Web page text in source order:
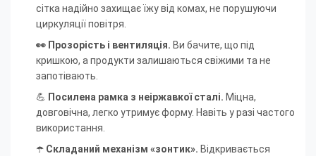
сітка надійно захищає їжу від комах, не порушуючи
циркуляції повітря.
👀 Прозорість і вентиляція. Ви бачите, що під
кришкою, а продукти залишаються свіжими та не
запотівають.
💪 Посилена рамка з неіржавкої сталі. Міцна,
довговічна, легко утримує форму. Навіть у разі частого
використання.
☂️ Складаний механізм «зонтик». Відкривається